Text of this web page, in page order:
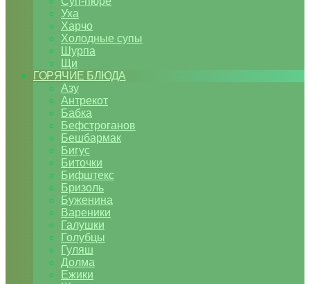
Уха
Харчо
Холодные супы
Шурпа
Щи
ГОРЯЧИЕ БЛЮДА
Азу
Антрекот
Бабка
Бефстроганов
Бешбармак
Бигус
Биточки
Бифштекс
Бризоль
Буженина
Вареники
Галушки
Голубцы
Гуляш
Долма
Ежики